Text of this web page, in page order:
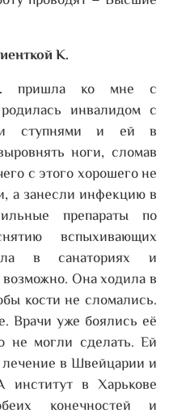
К.
пришла ко мне с
инвалидом с
и ступнями и ей в
ноги, сломав
с этого хорошего не
а занесли инфекцию в
препараты по
вспыхивающих
в санаториях и
возможно. Она ходила в
кости не сломались.
Врачи уже боялись её
не могли сделать. Ей
в Швейцарии и
в Харькове
конечностей и